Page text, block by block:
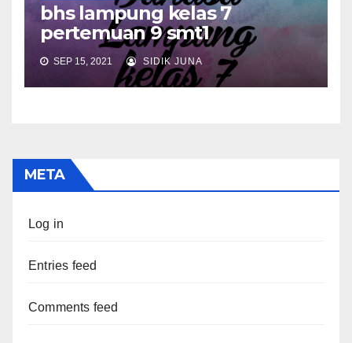
bhs lampung kelas 7
pertemuan 9 smt1
SEP 15, 2021 SIDIK JUNA
META
Log in
Entries feed
Comments feed